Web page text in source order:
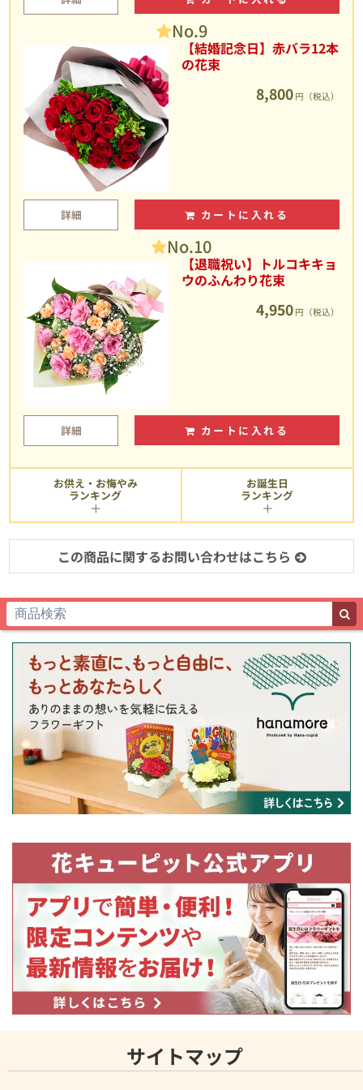
No.9
【結婚記念日】赤バラ12本
の花束
8,800 円（税込）
詳細 カートに入れる
No.10
【退職祝い】トルコキキョ
ウのふんわり花束
4,950 円（税込）
詳細 カートに入れる
お供え・お悔やみ
ランキング
お誕生日
ランキング
この商品に関するお問い合わせはこちら
サイトマップ